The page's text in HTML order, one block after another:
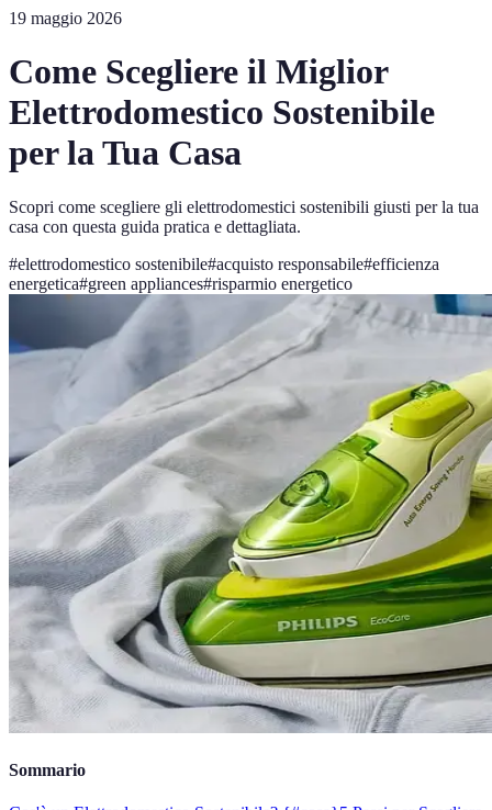
19 maggio 2026
Come Scegliere il Miglior
Elettrodomestico Sostenibile
per la Tua Casa
Scopri come scegliere gli elettrodomestici sostenibili giusti per la tua
casa con questa guida pratica e dettagliata.
#elettrodomestico sostenibile#acquisto responsabile#efficienza
energetica#green appliances#risparmio energetico
Sommario